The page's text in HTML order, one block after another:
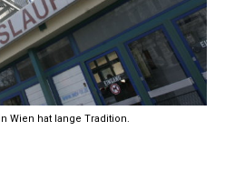
Wien hat lange Tradition.